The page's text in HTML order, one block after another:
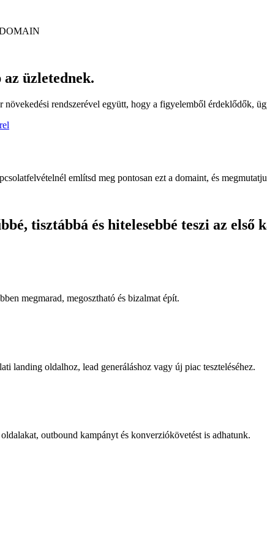
üzletednek.
növekedési rendszerével együtt, hogy a figyelemből érdeklődők,
említsd meg pontosan ezt a domaint, és
tisztábbá és hitelesebbé teszi az első
megmarad, megosztható és bizalmat épít.
landing oldalhoz, lead generáláshoz vagy új piac teszteléséhez.
outbound kampányt és konverziókövetést is adhatunk.